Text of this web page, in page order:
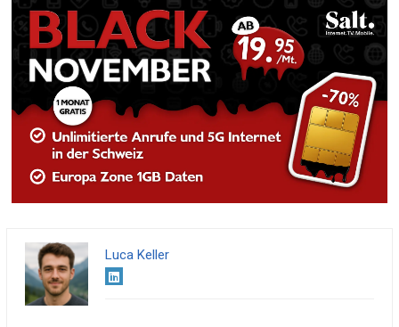
Luca Keller